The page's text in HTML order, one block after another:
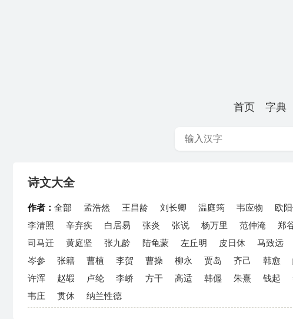
首页 字典
诗文大全
作者： 全部 孟浩然 王昌龄 刘长卿 温庭筠 韦应物 欧
李清照
辛弃疾 白居易 张炎 张说 杨万里 范仲淹 郑
司马迁
黄庭坚 张九龄 陆龟蒙 左丘明 皮日休 马致远
岑参
张籍 曹植 李贺 曹操 柳永 贾岛 齐己 韩愈
许浑
赵嘏 卢纶 李峤 方干 高适 韩偓 朱熹 钱起
韦庄
贯休 纳兰性德